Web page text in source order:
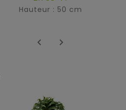
Hauteur : 50 cm
 